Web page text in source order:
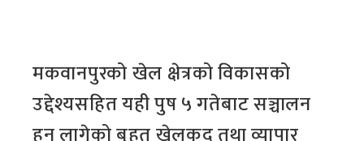
मकवानपुरको खेल क्षेत्रको विकासको
उद्देश्यसहित यही पुष ५ गतेबाट सञ्चालन